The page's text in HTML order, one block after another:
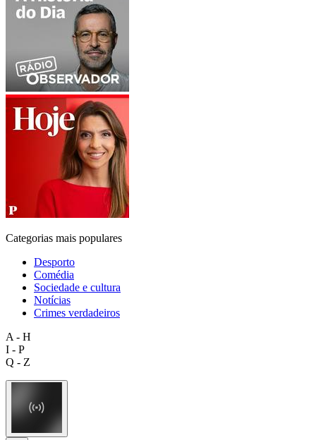
Categorias mais populares
Desporto
Comédia
Sociedade e cultura
Notícias
Crimes verdadeiros
A - H
I - P
Q - Z